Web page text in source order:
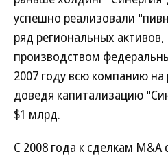
успешно реализовали
ряд региональных активов,
производством
2007 году всю компанию на
доведя капитализацию
$1 млрд.
С 2008 года к сделкам M&A